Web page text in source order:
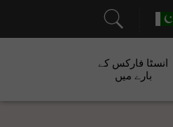
انسٹا فارکس کے
بارے میں